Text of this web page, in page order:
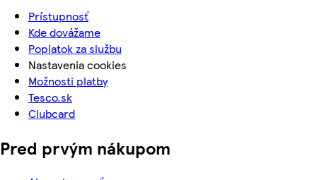
Prístupnosť
Kde dovážame
Poplatok za službu
Nastavenia cookies
Možnosti platby
Tesco.sk
Clubcard
Pred prvým nákupom